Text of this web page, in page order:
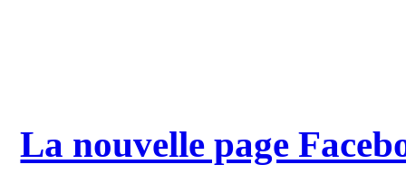
La nouvelle page